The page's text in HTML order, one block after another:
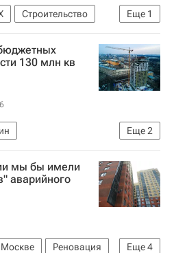
Еще 1
Строительство
130 млн кв
Еще2
Министерство экономического развития РФ (Минэкономразвития России)
мы бы имели
аварийного
Еще4
Реновация